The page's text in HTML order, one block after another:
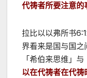
代祷者所要注意的
拉比以以弗所书
界看来是国与国
「希伯来思维」
以在代祷者在代